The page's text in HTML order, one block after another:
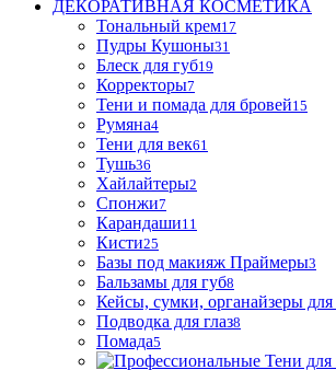
ДЕКОРАТИВНАЯ КОСМЕТИКА
Тональный крем17
Пудры Кушоны31
Блеск для губ19
Корректоры7
Тени и помада для бровей15
Румяна4
Тени для век61
Тушь36
Хайлайтеры2
Спонжи7
Карандаши11
Кисти25
Базы под макияж Праймеры3
Бальзамы для губ8
Кейсы, сумки, органайзеры для
Подводка для глаз8
Помада5